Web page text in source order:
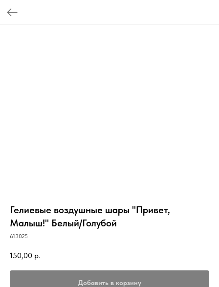
Гелиевые воздушные шары "Привет,
Малыш!" Белый/Голубой
613025
150,00 р.
Добавить в корзину